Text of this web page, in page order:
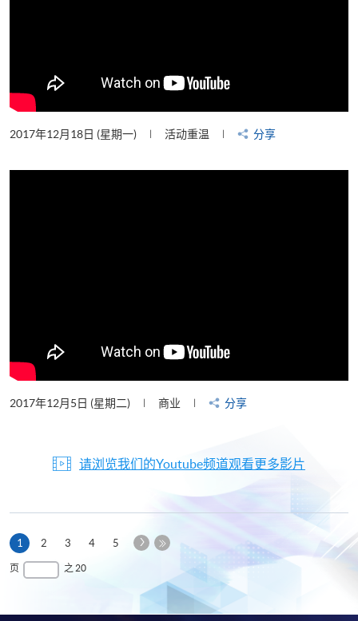
2017年12月18日 (星期一) 活动重温 分享
2017年12月5日 (星期二) 商业 分享
请浏览我们的Youtube频道观看更多影片
1 本
页
2 3 4 5
下
后
页 之 20